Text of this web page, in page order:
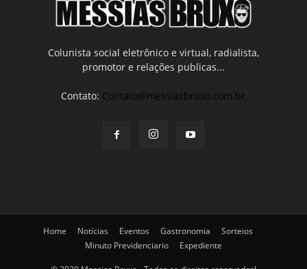
Colunista social eletrônico e virtual, radialista,
promotor e relações publicas...
Contato: Contato@messiasbruxo.com.br
Home Notícias Eventos Gastronomia
Sorteios
Minuto Previdenciario
Expediente